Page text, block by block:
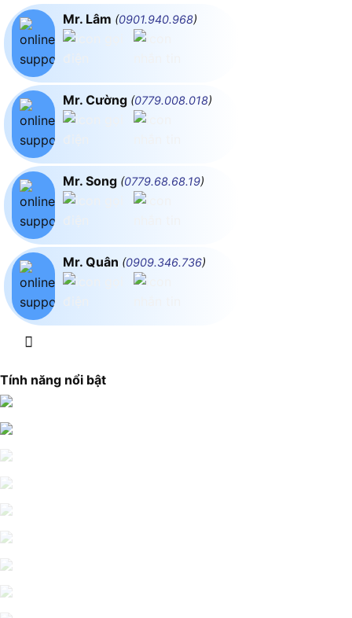
Mr. Lâm (0901.940.968)
Mr. Cường (0779.008.018)
Mr. Song (0779.68.68.19)
Mr. Quân (0909.346.736)
Tính năng nổi bật